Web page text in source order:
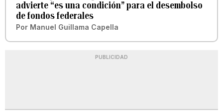
advierte “es una condición” para el desembolso
de fondos federales
Por Manuel Guillama Capella
PUBLICIDAD